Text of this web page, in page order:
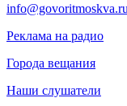
info@govoritmoskva.ru
Реклама на радио
Города вещания
Наши слушатели